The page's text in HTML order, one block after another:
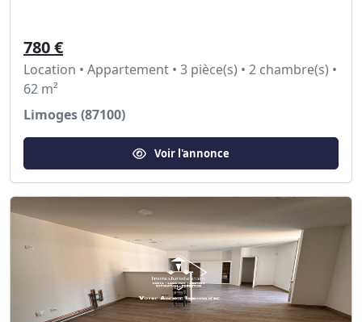
780 €
Location • Appartement • 3 pièce(s) • 2 chambre(s) •
62 m²
Limoges (87100)
Voir l'annonce